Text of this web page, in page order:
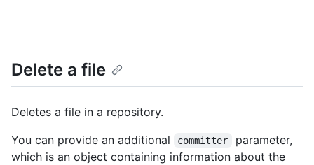
Delete a file
Deletes a file in a repository.
You can provide an additional
committer
parameter,
which is an object containing information about the